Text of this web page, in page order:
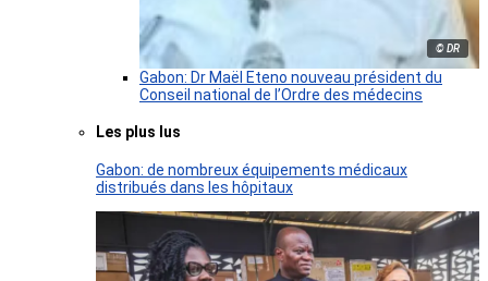
© DR
Gabon: Dr Maël Eteno nouveau président du
Conseil national de l’Ordre des médecins
Les plus lus
Gabon: de nombreux équipements médicaux
distribués dans les hôpitaux